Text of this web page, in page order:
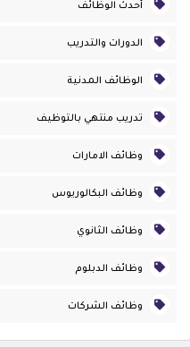
أحدث الوظائف
الدورات والتدريب
الوظائف المدنية
تدريب منتهي بالتوظيف
وظائف الامارات
وظائف البكالوريوس
وظائف الثانوي
وظائف الدبلوم
وظائف الشركات